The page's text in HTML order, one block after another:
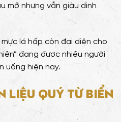
mỡ nhưng vẫn giàu dinh
lá hấp còn đại diện cho
đang được nhiều người
uống hiện nay.
liệu quý từ biển